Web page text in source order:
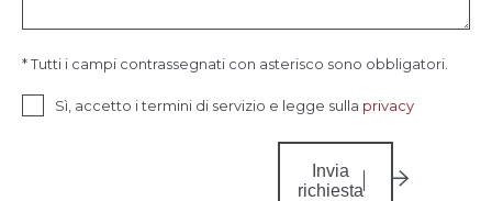
* Tutti i campi contrassegnati con asterisco sono obbligatori.
Sì, accetto i termini di servizio e legge sulla privacy
Invia
richiesta